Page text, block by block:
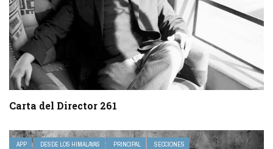
Carta del Director 261
APP DESDE LOS HIMALAYAS PRINCIPAL SECCIONES